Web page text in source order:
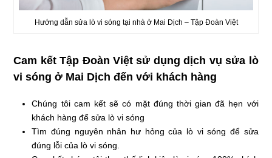
Hướng dẫn sửa lò vi sóng tại nhà ở Mai Dịch – Tập Đoàn Việt
Cam kết Tập Đoàn Việt sử dụng dịch vụ sửa lò
vi sóng ở Mai Dịch đến với khách hàng
Chúng tôi cam kết sẽ có mặt đúng thời gian đã hẹn với
khách hàng để sửa lò vi sóng
Tìm đúng nguyên nhân hư hỏng của lò vi sóng để sửa
đúng lỗi của lò vi sóng.